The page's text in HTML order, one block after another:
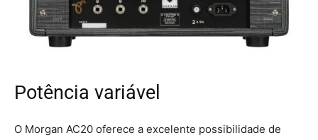
Potência variável
O Morgan AC20 oferece a excelente possibilidade de